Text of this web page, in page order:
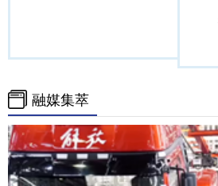
融媒集萃